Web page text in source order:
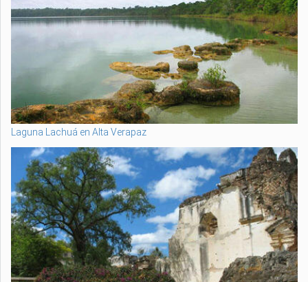
Laguna Lachuá en Alta Verapaz